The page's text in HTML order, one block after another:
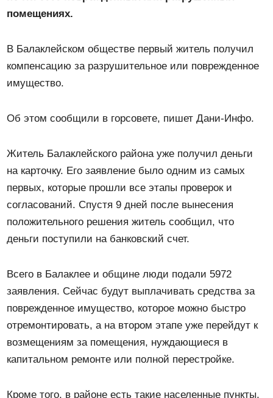
помещениях.
В Балаклейском обществе первый житель получил
компенсацию за разрушительное или поврежденное
имущество.
Об этом сообщили в горсовете, пишет Дани-Инфо.
Житель Балаклейского района уже получил деньги
на карточку. Его заявление было одним из самых
первых, которые прошли все этапы проверок и
согласований. Спустя 9 дней после вынесения
положительного решения житель сообщил, что
деньги поступили на банковский счет.
Всего в Балаклее и общине люди подали 5972
заявления. Сейчас будут выплачивать средства за
поврежденное имущество, которое можно быстро
отремонтировать, а на втором этапе уже перейдут к
возмещениям за помещения, нуждающиеся в
капитальном ремонте или полной перестройке.
Кроме того, в районе есть такие населенные пункты,